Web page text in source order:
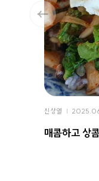
신상열
매콤하고 상